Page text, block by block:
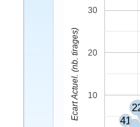
41
10
20
30
Ecart Actuel. (nb. tirages)